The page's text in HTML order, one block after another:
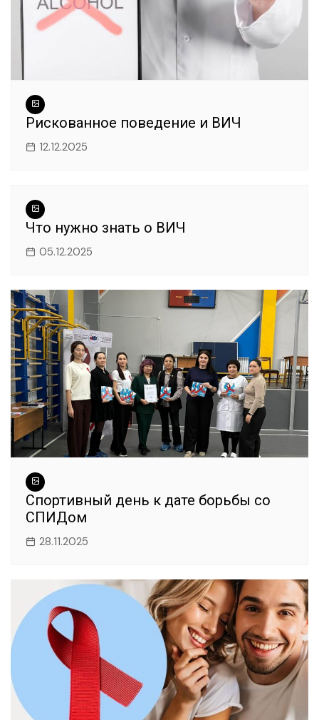
Рискованное поведение и ВИЧ
12.12.2025
Что нужно знать о ВИЧ
05.12.2025
Спортивный день к дате борьбы со
СПИДом
28.11.2025